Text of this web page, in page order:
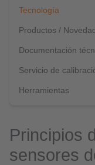
Tecnología
Productos /
Documentación
Servicio de
Herramientas
Principios
sensores